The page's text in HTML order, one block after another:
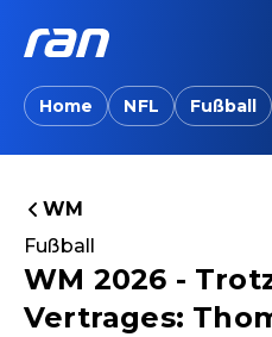
Home NFL Fußball
WM
Fußball
WM 2026 -
Vertrages: